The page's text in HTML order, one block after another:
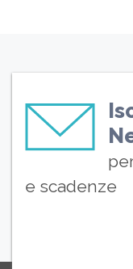
e scadenze